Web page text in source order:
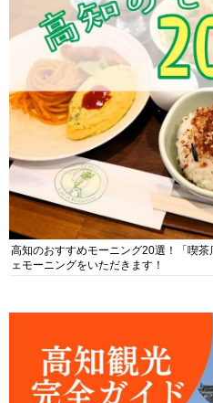
高知のおすすめモーニング20選！「喫
ェモーニングをいただきます！